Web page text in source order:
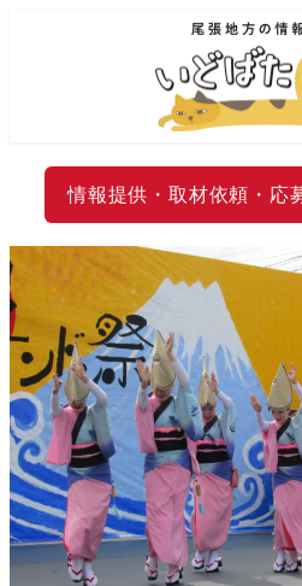
情報提供・取材依頼・応